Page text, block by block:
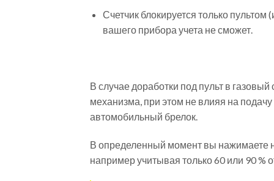
Счетчик блокируется только
вашего прибора учета не сможет.
В случае доработки под пульт в
механизма, при этом не влияя на
автомобильный брелок.
В определенный момент вы нажимаете
например учитывая только 60 или 90 %